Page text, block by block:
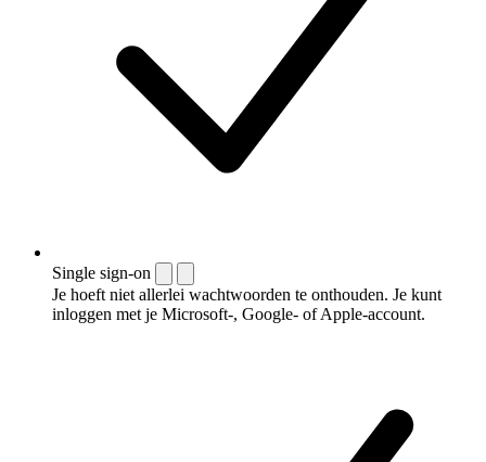
Single sign-on
Je hoeft niet allerlei wachtwoorden te onthouden. Je kunt
inloggen met je Microsoft-, Google- of Apple-account.